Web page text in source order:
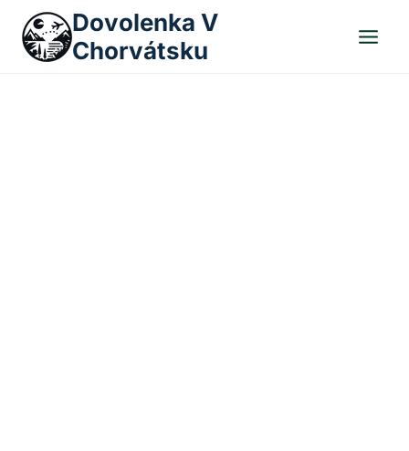
content
Dovolenka V
Chorvátsku